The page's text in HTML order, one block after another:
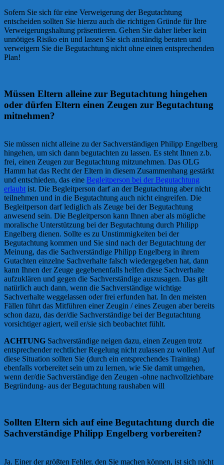
Sofern Sie sich für eine Verweigerung der Begutachtung
entscheiden sollten Sie hierzu auch die richtigen Gründe für Ihre
Verweigerungshaltung präsentieren. Gehen Sie daher lieber kein
unnötiges Risiko ein und lassen Sie sich anständig beraten und
verweigern Sie die Begutachtung nicht ohne einen entsprechenden
Plan!
Müssen Eltern alleine zur Begutachtung hingehen
oder dürfen Eltern einen Zeugen zur Begutachtung
mitnehmen?
Sie müssen nicht alleine zu der Sachverständigen Philipp Engelberg
hingehen, um sich dann begutachten zu lassen. Es steht Ihnen z.b.
frei, einen Zeugen zur Begutachtung mitzunehmen. Das OLG
Hamm hat das Recht der Eltern in diesem Zusammenhang gestärkt
und entschieden, das eine Begleitperson bei der Begutachtung
erlaubt ist. Die Begleitperson darf an der Begutachtung aber nicht
teilnehmen und in die Begutachtung auch nicht eingreifen. Die
Begleitperson darf lediglich als Zeuge bei der Begutachtung
anwesend sein. Die Begleitperson kann Ihnen aber als mögliche
moralische Unterstützung bei der Begutachtung durch Philipp
Engelberg dienen. Sollte es zu Unstimmigkeiten bei der
Begutachtung kommen und Sie sind nach der Begutachtung der
Meinung, das die Sachverständige Philipp Engelberg in ihrem
Gutachten einzelne Sachverhalte falsch wiedergegeben hat, dann
kann Ihnen der Zeuge gegebenenfalls helfen diese Sachverhalte
aufzuklären und gegen die Sachverständige auszusagen. Das gilt
natürlich auch dann, wenn die Sachverständige wichtige
Sachverhalte weggelassen oder frei erfunden hat. In den meisten
Fällen führt das Mitführen einer Zeugin / eines Zeugen aber bereits
schon dazu, das der/die Sachverständige bei der Begutachtung
vorsichtiger agiert, weil er/sie sich beobachtet fühlt.
ACHTUNG Sachverständige neigen dazu, einen Zeugen trotz
entsprechender rechtlicher Regelung nicht zulassen zu wollen! Auf
diese Situation sollten Sie (durch ein entsprechendes Training)
ebenfalls vorbereitet sein um zu lernen, wie Sie damit umgehen,
wenn der/die Sachverständige den Zeugen -ohne nachvollziehbare
Begründung- aus der Begutachtung raushaben will
Sollten Eltern sich auf eine Begutachtung durch die
Sachverständige Philipp Engelberg vorbereiten?
Ja. Einer der größten Fehler, den Sie machen können, ist sich nicht